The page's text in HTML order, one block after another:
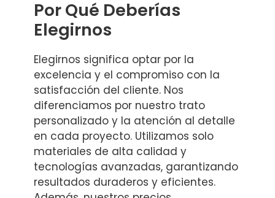
Por Qué Deberías
Elegirnos
Elegirnos significa optar por la
excelencia y el compromiso con la
satisfacción del cliente. Nos
diferenciamos por nuestro trato
personalizado y la atención al detalle
en cada proyecto. Utilizamos solo
materiales de alta calidad y
tecnologías avanzadas, garantizando
resultados duraderos y eficientes.